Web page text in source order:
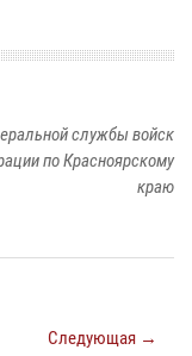
службы войск
по Красноярскому
краю
Следующая →